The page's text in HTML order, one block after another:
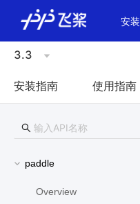
安装
3.3
安装指南 使用指南
paddle
Overview